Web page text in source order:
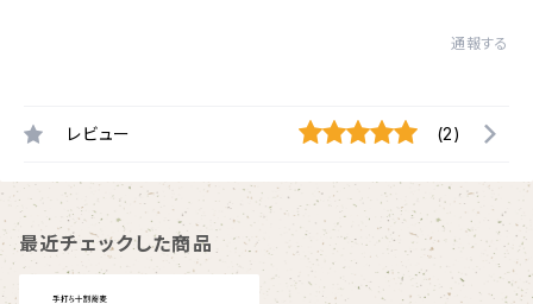
通報する
レビュー (2)
最近チェックした商品